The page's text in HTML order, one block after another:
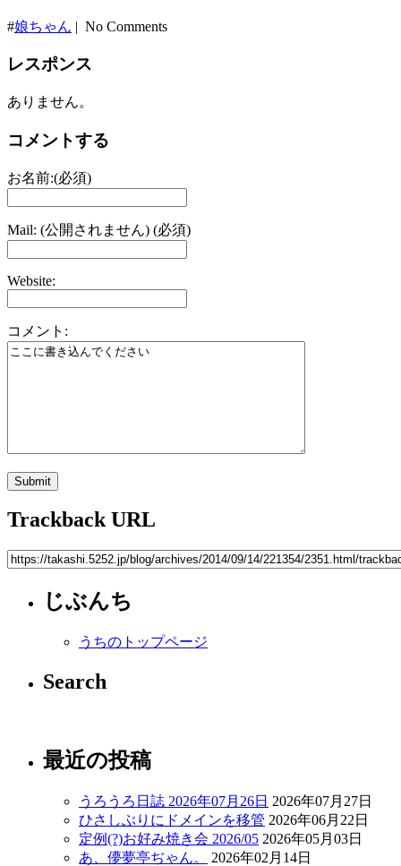
#娘ちゃん | No Comments
レスポンス
ありません。
コメントする
お名前:(必須)
Mail: (公開されません) (必須)
Website:
コメント:
Trackback URL
じぶんち
うちのトップページ
Search
最近の投稿
うろうろ日誌 2026年07月26日 2026年07月27日
ひさしぶりにドメインを移管 2026年06月22日
定例(?)お好み焼き会 2026/05 2026年05月03日
あ、儚夢亭ぢゃん。
2026年02月14日